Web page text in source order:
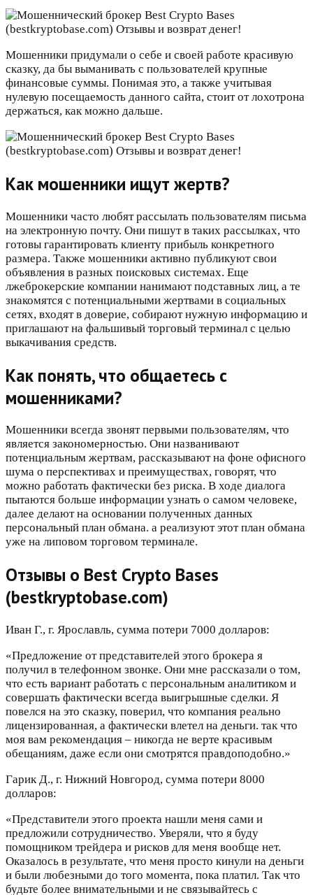
Мошенники придумали о себе и своей работе красивую
сказку, да бы выманивать с пользователей крупные
финансовые суммы. Понимая это, а также учитывая
нулевую посещаемость данного сайта, стоит от лохотрона
держаться, как можно дальше.
Как мошенники ищут жертв?
Мошенники часто любят рассылать пользователям письма
на электронную почту. Они пишут в таких рассылках, что
готовы гарантировать клиенту прибыль конкретного
размера. Также мошенники активно публикуют свои
объявления в разных поисковых системах. Еще
лжеброкерские компании нанимают подставных лиц, а те
знакомятся с потенциальными жертвами в социальных
сетях, входят в доверие, собирают нужную информацию и
приглашают на фальшивый торговый терминал с целью
выкачивания средств.
Как понять, что общаетесь с
мошенниками?
Мошенники всегда звонят первыми пользователям, что
является закономерностью. Они названивают
потенциальным жертвам, рассказывают на фоне офисного
шума о перспективах и преимуществах, говорят, что
можно работать фактически без риска. В ходе диалога
пытаются больше информации узнать о самом человеке,
далее делают на основании полученных данных
персональный план обмана. а реализуют этот план обмана
уже на липовом торговом терминале.
Отзывы о Best Crypto Bases
(bestkryptobase.com)
Иван Г., г. Ярославль, сумма потери 7000 долларов:
«Предложение от представителей этого брокера я
получил в телефонном звонке. Они мне рассказали о том,
что есть вариант работать с персональным аналитиком и
совершать фактически всегда выигрышные сделки. Я
повелся на это сказку, поверил, что компания реально
лицензированная, а фактически влетел на деньги. так что
моя вам рекомендация – никогда не верте красивым
обещаниям, даже если они смотрятся правдоподобно.»
Гарик Д., г. Нижний Новгород, сумма потери 8000
долларов:
«Представители этого проекта нашли меня сами и
предложили сотрудничество. Уверяли, что я буду
помощником трейдера и рисков для меня вообще нет.
Оказалось в результате, что меня просто кинули на деньги
и были любезными до того момента, пока платил. Так что
будьте более внимательными и не связывайтесь с